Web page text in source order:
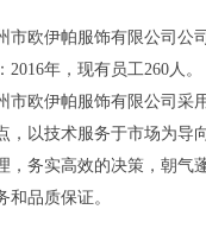
市欧伊帕服饰有限公司公
2016年，现有员工260人。
市欧伊帕服饰有限公司采
，以技术服务于市场为导
，务实高效的决策，朝气
和品质保证。